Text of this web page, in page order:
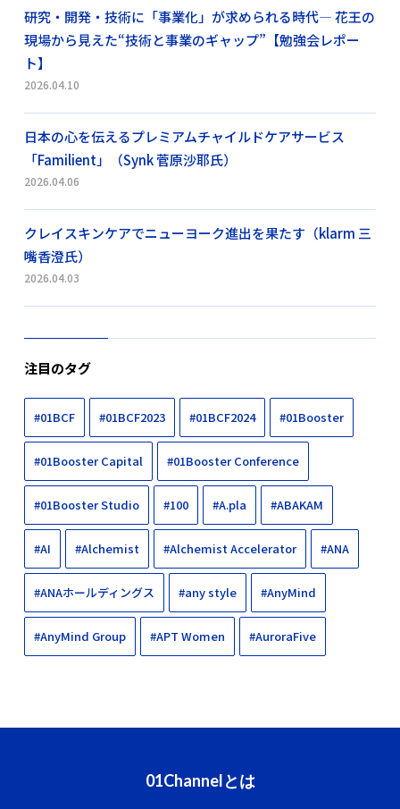
研究・開発・技術に「事業化」が求められる時代― 花王の
現場から見えた“技術と事業のギャップ”【勉強会レポー
ト】
2026.04.10
日本の心を伝えるプレミアムチャイルドケアサービス
「Familient」（Synk 菅原沙耶氏）
2026.04.06
クレイスキンケアでニューヨーク進出を果たす（klarm 三
嘴香澄氏）
2026.04.03
注目のタグ
#01BCF #01BCF2023 #01BCF2024 #01Booster
#01Booster Capital #01Booster Conference
#01Booster Studio #100 #A.pla #ABAKAM
#AI #Alchemist #Alchemist Accelerator #ANA
#ANAホールディングス #any style #AnyMind
#AnyMind Group #APT Women #AuroraFive
01Channelとは